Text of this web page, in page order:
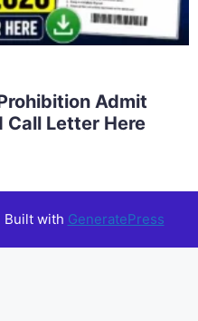
Admit
Call Letter Here
with GeneratePress